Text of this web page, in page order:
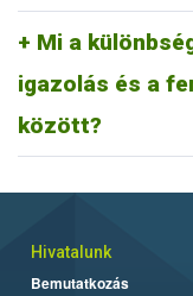
Mi a
igazolás és a
között?
A fentiek alapján
biomassza
más tagállami
dokumentum is.
Hivatalunk
Bemutatkozás